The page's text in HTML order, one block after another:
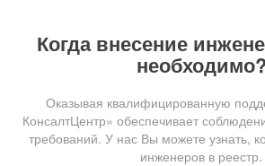
Когда внесение
Оказывая квалифицированную
КонсалтЦентр» обеспечивает
требований. У нас Вы можете узнать,
инженеров в реестр.